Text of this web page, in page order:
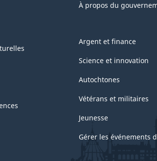
À propos du
Argent et finance
Science et innovation
Autochtones
Vétérans et militaires
Jeunesse
Gérer les événements